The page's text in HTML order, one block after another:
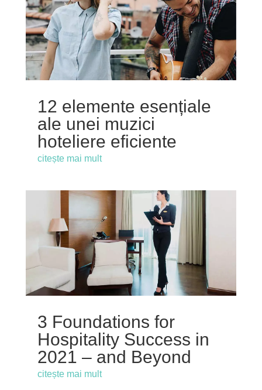
12 elemente esențiale
ale unei muzici
hoteliere eficiente
citește mai mult
3 Foundations for
Hospitality Success in
2021 – and Beyond
citește mai mult